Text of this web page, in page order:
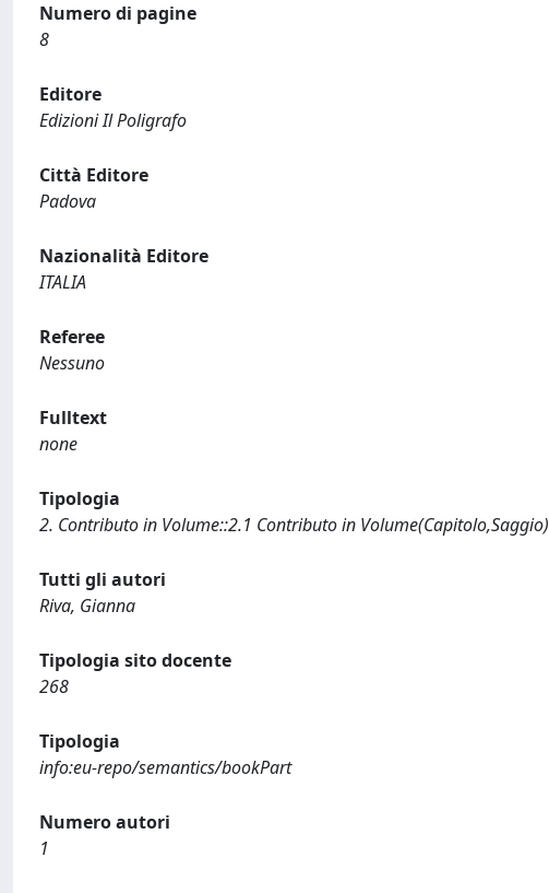
Numero di pagine
8
Editore
Edizioni Il Poligrafo
Città Editore
Padova
Nazionalità Editore
ITALIA
Referee
Nessuno
Fulltext
none
Tipologia
2. Contributo in Volume::2.1 Contributo in Volume(Capitolo,Saggio)
Tutti gli autori
Riva, Gianna
Tipologia sito docente
268
Tipologia
info:eu-repo/semantics/bookPart
Numero autori
1